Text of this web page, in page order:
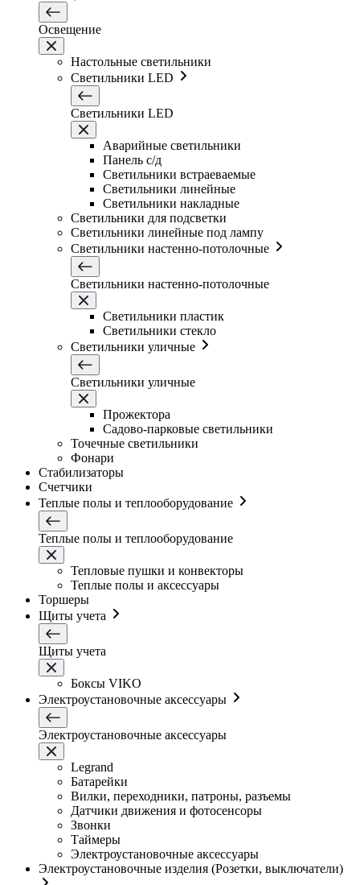
Освещение
Настольные светильники
Светильники LED
Светильники LED
Аварийные светильники
Панель с/д
Светильники встраеваемые
Светильники линейные
Светильники накладные
Светильники для подсветки
Светильники линейные под лампу
Светильники настенно-потолочные
Светильники настенно-потолочные
Светильники плаcтик
Светильники стекло
Светильники уличные
Светильники уличные
Прожектора
Садово-парковые светильники
Точечные светильники
Фонари
Стабилизаторы
Счетчики
Теплые полы и теплооборудование
Теплые полы и теплооборудование
Тепловые пушки и конвекторы
Теплые полы и аксессуары
Торшеры
Щиты учета
Щиты учета
Боксы VIKO
Электроустановочные аксессуары
Электроустановочные аксессуары
Legrand
Батарейки
Вилки, переходники, патроны, разъемы
Датчики движения и фотосенсоры
Звонки
Таймеры
Электроустановочные аксессуары
Электроустановочные изделия (Розетки, выключатели)